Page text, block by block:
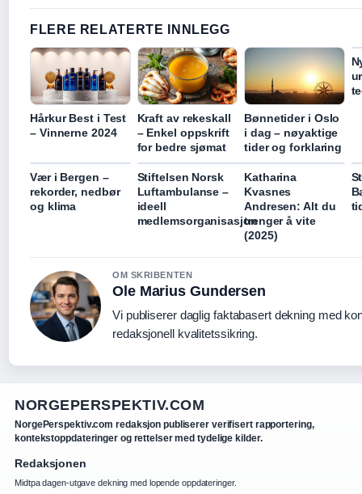
FLERE RELATERTE INNLEGG
Hårkur Best i Test
– Vinnerne 2024
Kraft av rekeskall
– Enkel oppskrift
for bedre sjømat
Bønnetider i Oslo
i dag – nøyaktige
tider og forklaring
Vær i Bergen –
rekorder, nedbør
og klima
Stiftelsen Norsk
Luftambulanse –
ideell
medlemsorganisasjon
Katharina
Kvasnes
Andresen: Alt du
trenger å vite
(2025)
OM SKRIBENTEN
Ole Marius Gundersen
Vi publiserer daglig faktabasert dekning med
redaksjonell kvalitetssikring.
NORGEPERSPEKTIV.COM
NorgePerspektiv.com redaksjon publiserer verifisert rapportering,
kontekstoppdateringer og rettelser med tydelige kilder.
Redaksjonen
Midtpa dagen-utgave dekning med lopende oppdateringer.